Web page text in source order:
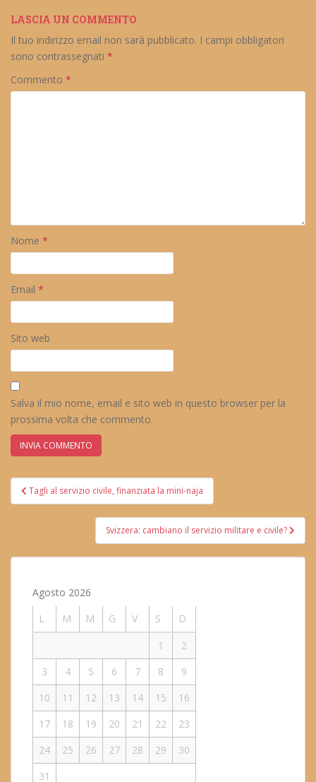
LASCIA UN COMMENTO
Il tuo indirizzo email non sarà pubblicato. I campi obbligatori
sono contrassegnati *
Commento *
Nome *
Email *
Sito web
Salva il mio nome, email e sito web in questo browser per la
prossima volta che commento.
Navigazione
articoli
Tagli al servizio civile, finanziata la mini-naja
Svizzera: cambiano il servizio militare e civile?
Agosto 2026
L
M M G V S
D
1
2
3
4 5 6 7 8
9
10
11 12 13 14 15
16
17
18 19 20 21 22
23
24
25 26 27 28 29
30
31